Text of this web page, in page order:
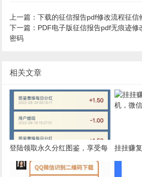
上一篇：下载的征信报告pdf修改流程征信
下一篇：PDF电子版征信报告pdf无痕迹修
密码
相关文章
登陆领取永久分红图鉴，享受每
日分红！
挂挂赚
微信群